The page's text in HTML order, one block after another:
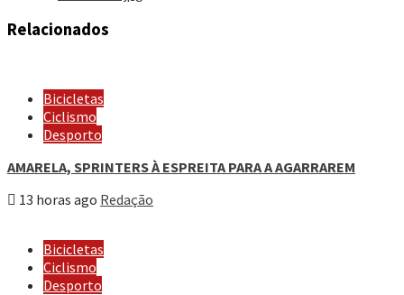
Relacionados
Bicicletas
Ciclismo
Desporto
AMARELA, SPRINTERS À ESPREITA PARA A AGARRAREM
13 horas ago Redação
Bicicletas
Ciclismo
Desporto